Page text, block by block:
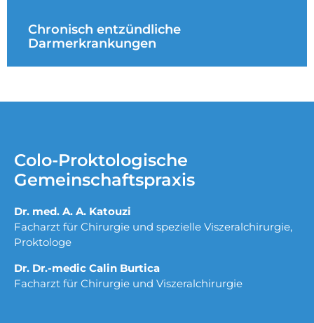
Chronisch entzündliche
Darmerkrankungen
Colo-Proktologische
Gemeinschaftspraxis
Dr. med. A. A. Katouzi
Facharzt für Chirurgie und spezielle Viszeralchirurgie,
Proktologe
Dr. Dr.-medic Calin Burtica
Facharzt für Chirurgie und Viszeralchirurgie